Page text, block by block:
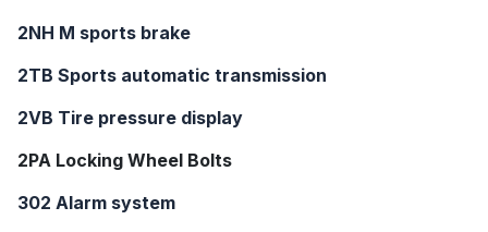
2NH M sports brake
2TB Sports automatic transmission
2VB Tire pressure display
2PA Locking Wheel Bolts
302 Alarm system